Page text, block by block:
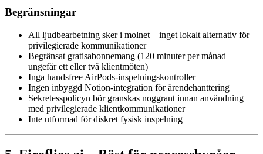
Begränsningar
All ljudbearbetning sker i molnet – inget lokalt alternativ för
privilegierade kommunikationer
Begränsat gratisabonnemang (120 minuter per månad –
ungefär ett eller två klientmöten)
Inga handsfree AirPods-inspelningskontroller
Ingen inbyggd Notion-integration för ärendehanttering
Sekretesspolicyn bör granskas noggrant innan användning
med privilegierade klientkommunikationer
Inte utformad för diskret fysisk inspelning